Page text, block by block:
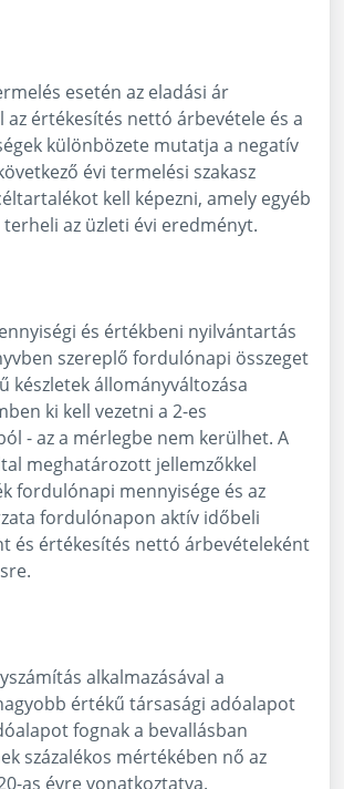
esetén az eladási ár
az értékesítés nettó árbevétele és a
különbözete mutatja a negatív
évi termelési szakasz
kell képezni, amely egyéb
az üzleti évi eredményt.
és értékbeni nyilvántartás
szereplő fordulónapi összeget
készletek állományváltozása
ki kell vezetni a 2-es
- az a mérlegbe nem kerülhet. A
meghatározott jellemzőkkel
fordulónapi mennyisége és az
fordulónapon aktív időbeli
és értékesítés nettó árbevételeként
alkalmazásával a
értékű társasági adóalapot
fognak a bevallásban
százalékos mértékében nő az
as évre vonatkoztatva.